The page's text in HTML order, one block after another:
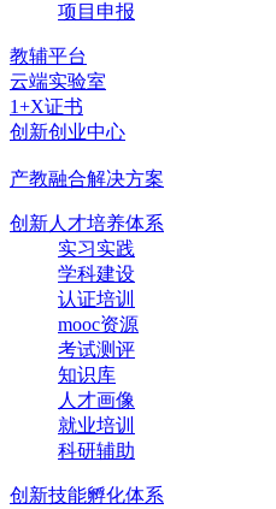
项目申报
教辅平台
云端实验室
1+X证书
创新创业中心
产教融合解决方案
创新人才培养体系
实习实践
学科建设
认证培训
mooc资源
考试测评
知识库
人才画像
就业培训
科研辅助
创新技能孵化体系